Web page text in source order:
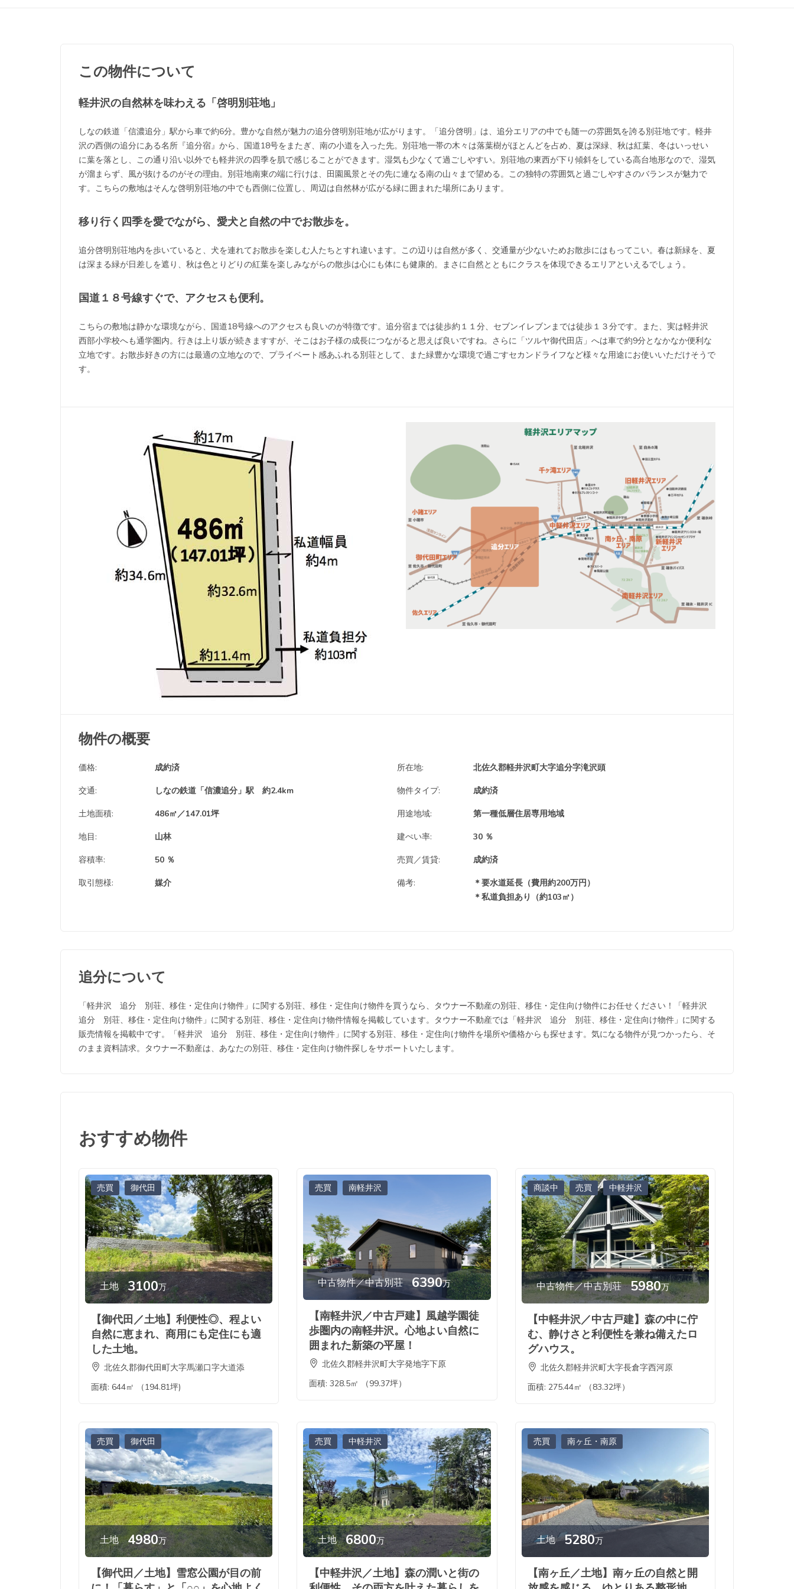
この物件について
軽井沢の自然林を味わえる「啓明別荘地」
しなの鉄道「信濃追分」駅から車で約6分。豊かな自然が魅力の追分啓明別荘地が広がります。「追分啓明」は、追分エリアの中でも随一の雰囲気を誇る別荘地です。軽井
沢の西側の追分にある名所『追分宿』から、国道18号をまたぎ、南の小道を入った先。別荘地一帯の木々は落葉樹がほとんどを占め、夏は深緑、秋は紅葉、冬はいっせい
に葉を落とし、この通り沿い以外でも軽井沢の四季を肌で感じることができます。湿気も少なくて過ごしやすい。別荘地の東西が下り傾斜をしている高台地形なので、湿気
が溜まらず、風が抜けるのがその理由。別荘地南東の端に行けは、田園風景とその先に連なる南の山々まで望める。この独特の雰囲気と過ごしやすさのバランスが魅力で
す。こちらの敷地はそんな啓明別荘地の中でも西側に位置し、周辺は自然林が広がる緑に囲まれた場所にあります。
移り行く四季を愛でながら、愛犬と自然の中でお散歩を。
追分啓明別荘地内を歩いていると、犬を連れてお散歩を楽しむ人たちとすれ違います。この辺りは自然が多く、交通量が少ないためお散歩にはもってこい。春は新緑を、夏
は深まる緑が日差しを遮り、秋は色とりどりの紅葉を楽しみながらの散歩は心にも体にも健康的。まさに自然とともにクラスを体現できるエリアといえるでしょう。
国道１８号線すぐで、アクセスも便利。
こちらの敷地は静かな環境ながら、国道18号線へのアクセスも良いのが特徴です。追分宿までは徒歩約１１分、セブンイレブンまでは徒歩１３分です。また、実は軽井沢
西部小学校へも通学圏内。行きは上り坂が続きますすが、そこはお子様の成長につながると思えば良いですね。さらに「ツルヤ御代田店」へは車で約9分となかなか便利な
立地です。お散歩好きの方には最適の立地なので、プライベート感あふれる別荘として、また緑豊かな環境で過ごすセカンドライフなど様々な用途にお使いいただけそうで
す。
物件の概要
価格: 成約済 所在地: 北佐久郡軽井沢町大字追分字滝沢頭
交通: しなの鉄道「信濃追分」駅 約2.4km 物件タイプ: 成約済
土地面積: 486㎡／147.01坪 用途地域: 第一種低層住居専用地域
地目: 山林 建ぺい率: 30 ％
容積率: 50 ％ 売買／賃貸: 成約済
取引態様: 媒介 備考:
＊要水道延長（費用約200万円）
＊私道負担あり（約103㎡）
追分について
「軽井沢 追分 別荘、移住・定住向け物件」に関する別荘、移住・定住向け物件を買うなら、タウナー不動産の別荘、移住・定住向け物件にお任せください！「軽井沢
追分 別荘、移住・定住向け物件」に関する別荘、移住・定住向け物件情報を掲載しています。タウナー不動産では「軽井沢 追分 別荘、移住・定住向け物件」に関する
販売情報を掲載中です。「軽井沢 追分 別荘、移住・定住向け物件」に関する別荘、移住・定住向け物件を場所や価格からも探せます。気になる物件が見つかったら、そ
のまま資料請求。タウナー不動産は、あなたの別荘、移住・定住向け物件探しをサポートいたします。
おすすめ物件
売買 御代田
土地 3100万
【御代田／土地】利便性◎、程よい
自然に恵まれ、商用にも定住にも適
した土地。
北佐久郡御代田町大字馬瀬口字大道添
面積: 644㎡ （194.81坪)
売買 南軽井沢
中古物件／中古別荘 6390万
【南軽井沢／中古戸建】風越学園徒
歩圏内の南軽井沢。心地よい自然に
囲まれた新築の平屋！
北佐久郡軽井沢町大字発地字下原
面積:328.5㎡ （99.37坪）
商談中 売買 中軽井沢
中古物件／中古別荘 5980万
【中軽井沢／中古戸建】森の中に佇
む、静けさと利便性を兼ね備えたロ
グハウス。
北佐久郡軽井沢町大字長倉字西河原
面積: 275.44㎡ （83.32坪）
売買 御代田
土地 4980万
【御代田／土地】雪窓公園が目の前
売買 中軽井沢
土地 6800万
【中軽井沢／土地】森の潤いと街の
売買 南ヶ丘・南原
土地 5280万
【南ヶ丘／土地】南ヶ丘の自然と開